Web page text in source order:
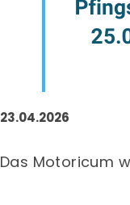
23.04.2026
Das Motoricum